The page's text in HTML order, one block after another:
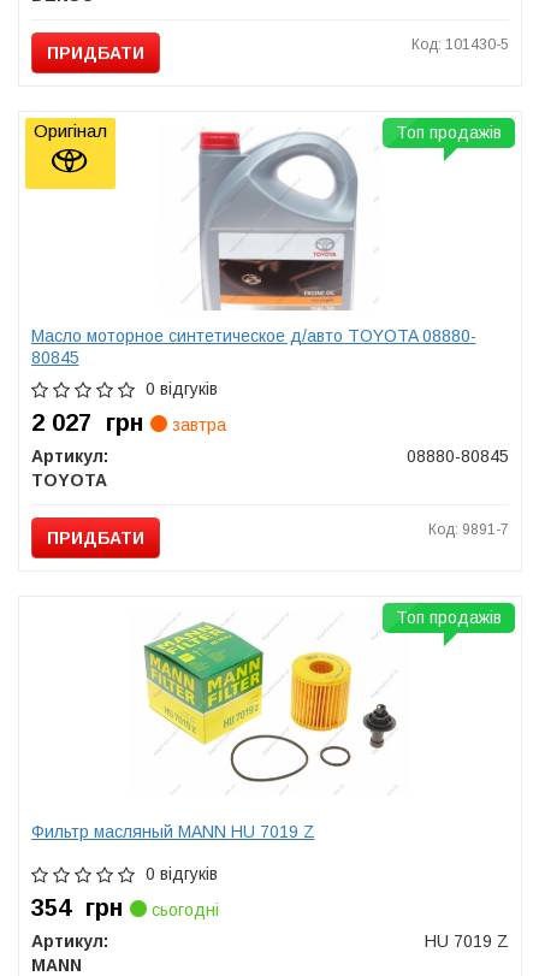
ПРИДБАТИ Код: 101430-5
Масло моторное синтетическое д/авто TOYOTA 08880-
80845
0 відгуків
2 027 грн
завтра
Артикул:
08880-80845
TOYOTA
ПРИДБАТИ Код: 9891-7
Топ продажів
Оригінал
Фильтр масляный MANN HU 7019 Z
0 відгуків
354 грн
сьогодні
Артикул:
HU 7019 Z
MANN
Топ продажів